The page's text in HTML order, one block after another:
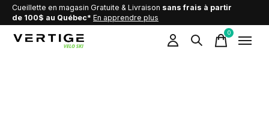
Cueillette en magasin Gratuite & Livraison sans frais à partir
de 100$ au Québec* En apprendre plus
0items